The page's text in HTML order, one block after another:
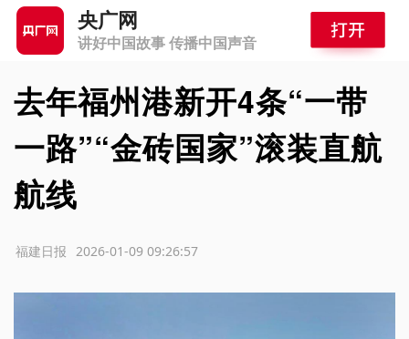
央广网
讲好中国故事 传播中国声音
去年福州港新开4条“一带
一路”“金砖国家”滚装直航
航线
2026-01-09 09:26:57
福建日报